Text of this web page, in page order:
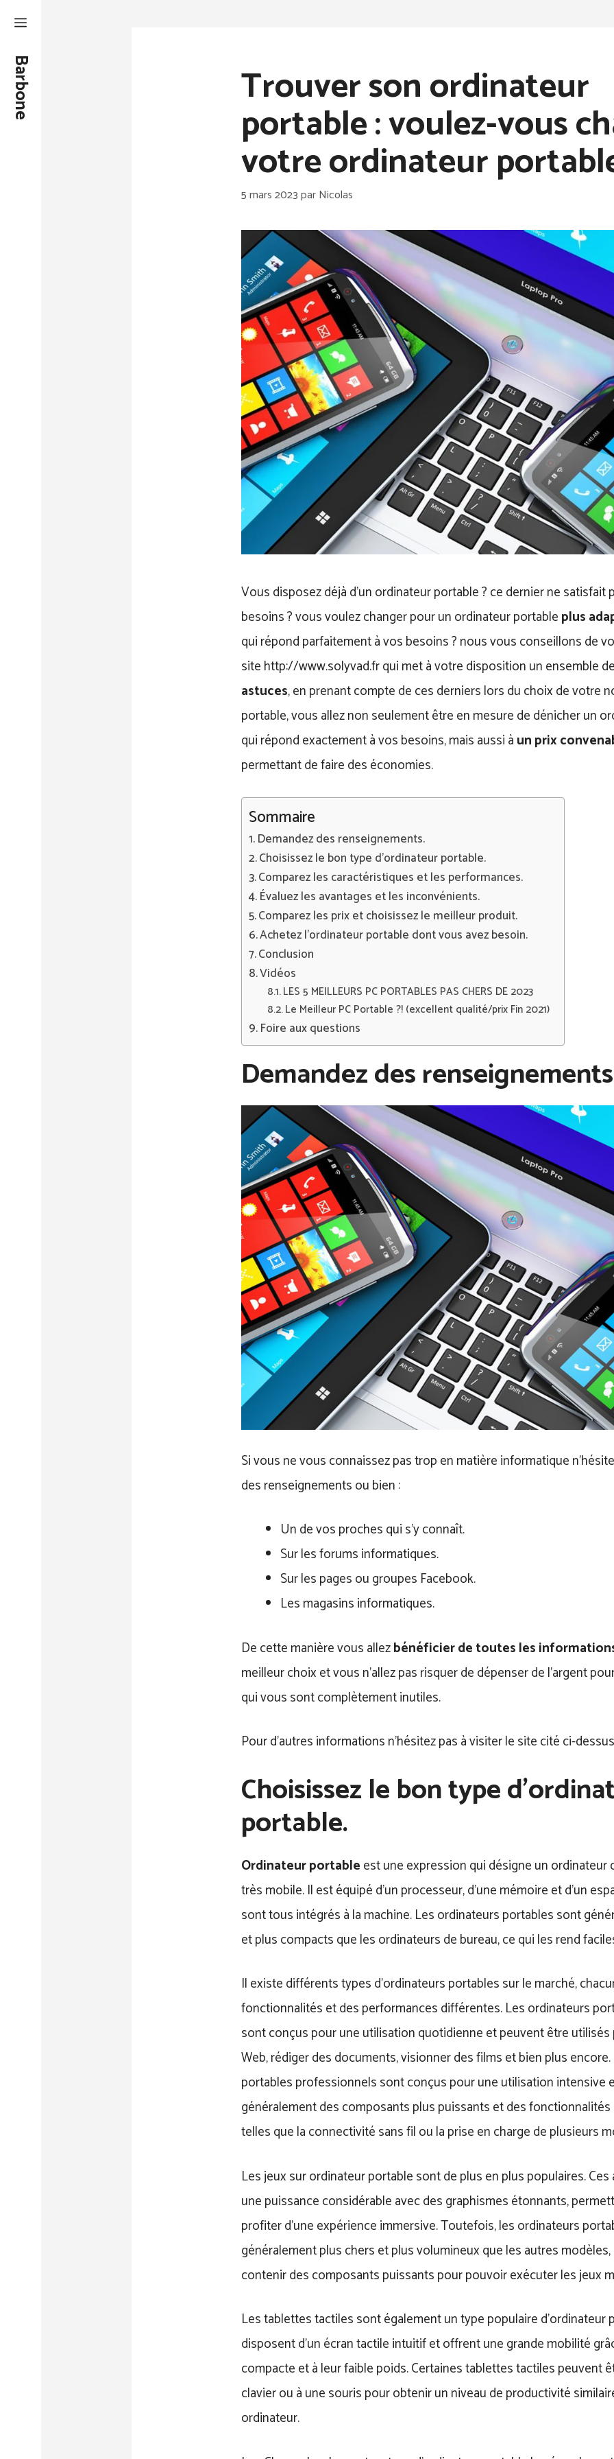
Barbone Trouver son ordinateur
portable : voulez-vous
votre ordinateur
5 mars 2023parNicolas
Vous disposez déjà d’un ordinateur portable ? ce dernier ne satisfait
besoins ? vous voulez changer pour un ordinateur portableplus
qui répond parfaitement à vos besoins ? nous vous conseillons de
site http://www.solyvad.fr qui met à votre disposition un ensemble
astuces, en prenant compte de ces derniers lors du choix de votre
portable, vous allez non seulement être en mesure de dénicher un
qui répond exactement à vos besoins, mais aussi àun prix
permettant de faire des économies.
Sommaire
Demandez des renseignements.
Choisissez le bon type d’ordinateur portable.
Comparez les caractéristiques et les performances.
Évaluez les avantages et les inconvénients.
Comparez les prix et choisissez le meilleur produit.
Achetez l’ordinateur portable dont vous avez besoin.
Conclusion
Vidéos
LES 5 MEILLEURS PC PORTABLES PAS CHERS DE 2023
Le Meilleur PC Portable ?! (excellent qualité/prix Fin 2021)
Foire aux questions
Demandez des
Si vous ne vous connaissez pas trop en matière informatique
des renseignements ou bien :
Un de vos proches qui s’y connaît.
Sur les forums informatiques.
Sur les pages ou groupes Facebook.
Les magasins informatiques.
De cette manière vous allezbénéficier de toutes les
meilleur choix et vous n’allez pas risquer de dépenser de l’argent
qui vous sont complètement inutiles.
Pour d’autres informations n’hésitez pas à visiter le site cité ci-
Choisissez le bon type
portable.
Ordinateur portableest une expression qui désigne un ordinateur
très mobile. Il est équipé d’un processeur, d’une mémoire et d’un
sont tous intégrés à la machine. Les ordinateurs portables sont
et plus compacts que les ordinateurs de bureau, ce qui les rend
Il existe différents types d’ordinateurs portables sur le marché,
fonctionnalités et des performances différentes. Les ordinateurs
sont conçus pour une utilisation quotidienne et peuvent être utilisés
Web, rédiger des documents, visionner des films et bien plus
portables professionnels sont conçus pour une utilisation intensive
généralement des composants plus puissants et des
telles que la connectivité sans fil ou la prise en charge de plusieurs
Les jeux sur ordinateur portable sont de plus en plus populaires.
une puissance considérable avec des graphismes étonnants,
profiter d’une expérience immersive. Toutefois, les ordinateurs
généralement plus chers et plus volumineux que les autres
contenir des composants puissants pour pouvoir exécuter les jeux
Les tablettes tactiles sont également un type populaire d’ordinateur
disposent d’un écran tactile intuitif et offrent une grande mobilité
compacte et à leur faible poids. Certaines tablettes tactiles peuvent
clavier ou à une souris pour obtenir un niveau de productivité
ordinateur.